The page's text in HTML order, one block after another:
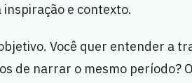
e contexto.
Você quer entender a
de narrar o mesmo período?